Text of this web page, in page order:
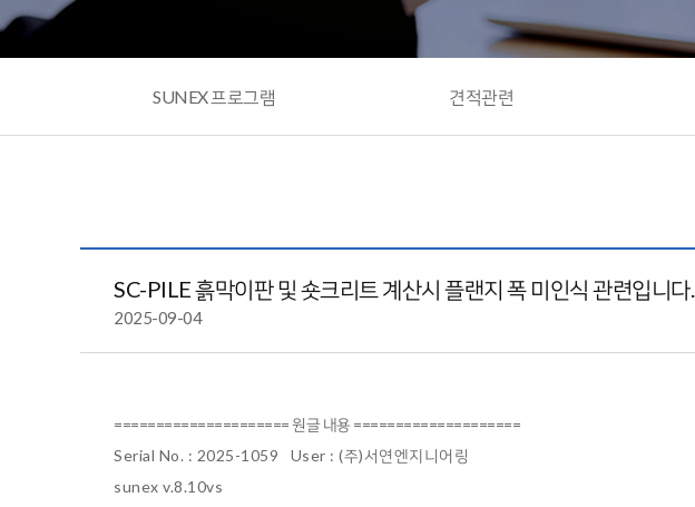
SUNEX 프로그램 견적관련
SC-PILE 흙막이판 및 숏크리트 계산시 플랜지 폭 미인식 관련입니다.
2025-09-04
===================== 원글 내용 ====================
Serial No. : 2025-1059 User : (주)서연엔지니어링
sunex v.8.10vs